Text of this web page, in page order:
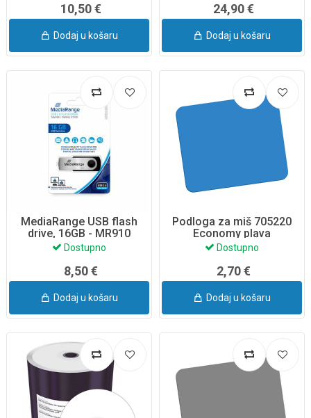
10,50 €
Dodaj u košaru
24,90 €
Dodaj u košaru
MediaRange USB flash
drive, 16GB - MR910
Dostupno
8,50 €
Dodaj u košaru
Podloga za miš 705220
Economy plava
Dostupno
2,70 €
Dodaj u košaru